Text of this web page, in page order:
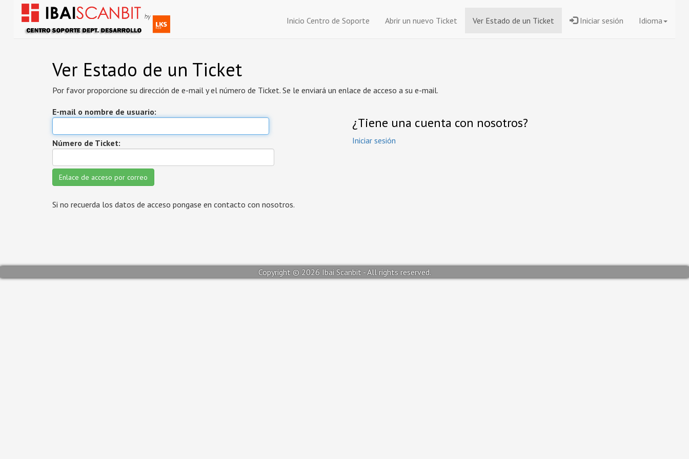
Inicio Centro de Soporte Abrir un nuevo Ticket Ver Estado de un Ticket Iniciar sesión Idioma
Ver Estado de un Ticket
Por favor proporcione su dirección de e-mail y el número de Ticket. Se le enviará un enlace de acceso a su e-mail.
E-mail o nombre de usuario:
Número de Ticket:
¿Tiene una cuenta con nosotros?
Iniciar sesión
Si no recuerda los datos de acceso pongase en contacto con nosotros.
Copyright © 2026 Ibai Scanbit - All rights reserved.